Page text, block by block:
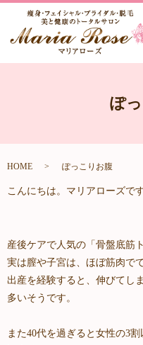
ぽ
HOME ぽっこりお腹
こんにちは。マリアローズです
産後ケアで人気の「骨盤底筋
実は膣や子宮は、ほぼ筋肉で
出産を経験すると、伸びてし
多いそうです。
また40代を過ぎると女性の3